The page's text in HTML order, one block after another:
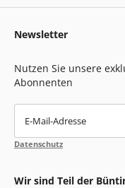
Newsletter
Nutzen Sie unsere
Abonnenten
E-Mail-Adresse
Datenschutz
Wir sind Teil der